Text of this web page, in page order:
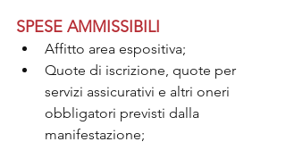
SPESE AMMISSIBILI
Affitto area espositiva;
Quote di iscrizione, quote per
servizi assicurativi e altri oneri
obbligatori previsti dalla
manifestazione;